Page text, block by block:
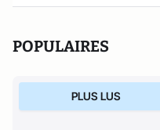
POPULAIRES
PLUS LUS